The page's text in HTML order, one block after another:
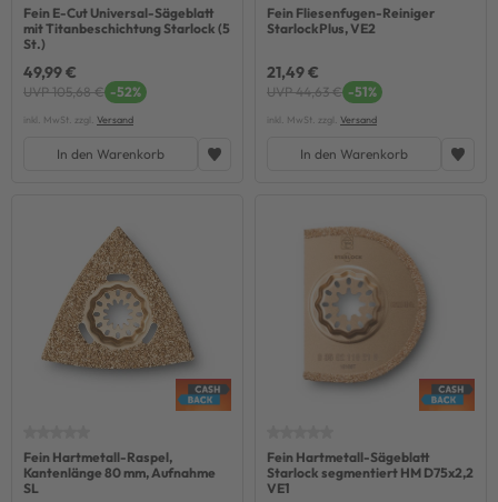
Fein E-Cut Universal-Sägeblatt
mit Titanbeschichtung Starlock (5
St.)
49,99 €
UVP 105,68 € -52%
inkl. MwSt. zzgl. Versand
In den Warenkorb
Fein Fliesenfugen-Reiniger
StarlockPlus, VE2
21,49 €
UVP 44,63 € -51%
inkl. MwSt. zzgl. Versand
In den Warenkorb
Fein Hartmetall-Raspel,
Kantenlänge 80 mm, Aufnahme
SL
Fein Hartmetall-Sägeblatt
Starlock segmentiert HM D75x2,2
VE1